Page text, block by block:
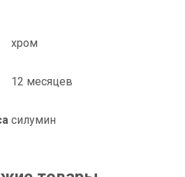
хром
12 месяцев
силумин